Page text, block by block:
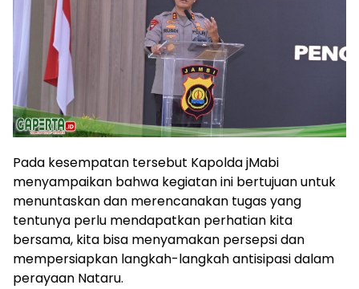
Pada kesempatan tersebut Kapolda jMabi
menyampaikan bahwa kegiatan ini bertujuan untuk
menuntaskan dan merencanakan tugas yang
tentunya perlu mendapatkan perhatian kita
bersama, kita bisa menyamakan persepsi dan
mempersiapkan langkah-langkah antisipasi dalam
perayaan Nataru.